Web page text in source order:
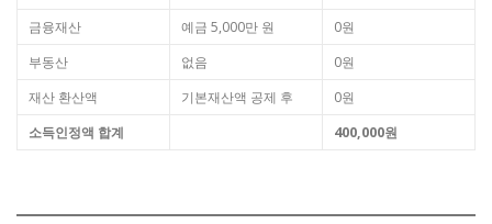
금융재산
예금 5,000만 원
0원
부동산
없음
0원
재산 환산액
기본재산액 공제 후
0원
소득인정액 합계
400,000원